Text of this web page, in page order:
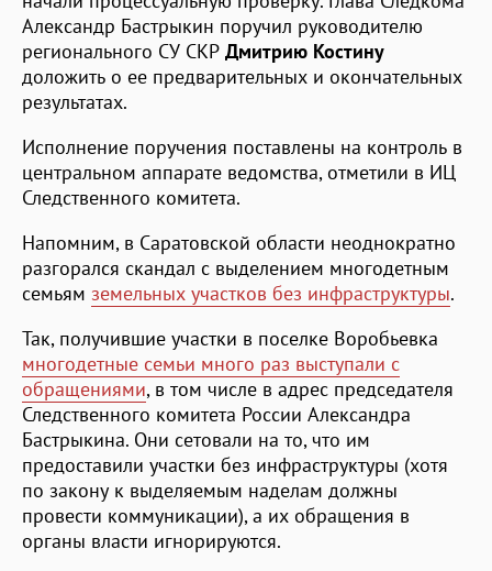
Александр Бастрыкин поручил руководителю
регионального СУ СКР Дмитрию Костину
доложить о ее предварительных и окончательных
результатах.
Исполнение поручения поставлены на контроль в
центральном аппарате ведомства, отметили в ИЦ
Следственного комитета.
Напомним, в Саратовской области неоднократно
разгорался скандал с выделением многодетным
семьям земельных участков без инфраструктуры.
Так, получившие участки в поселке Воробьевка
многодетные семьи много раз выступали с
обращениями, в том числе в адрес председателя
Следственного комитета России Александра
Бастрыкина. Они сетовали на то, что им
предоставили участки без инфраструктуры (хотя
по закону к выделяемым наделам должны
провести коммуникации), а их обращения в
органы власти игнорируются.